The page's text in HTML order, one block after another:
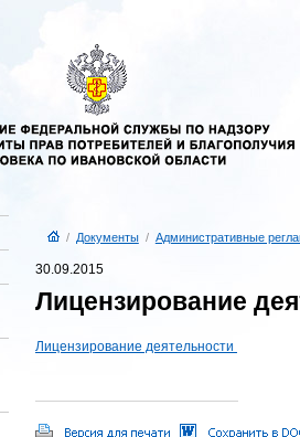
/ Документы/ Административные
30.09.2015
Лицензирование
Лицензирование деятельности